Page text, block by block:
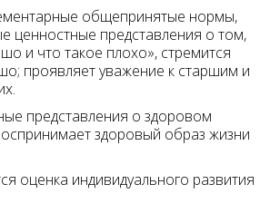
общепринятые нормы,
ценностные представления о том,
и что такое плохо», стремится
проявляет уважение к старшим и
представления о здоровом
здоровый образ жизни
оценка индивидуального развития